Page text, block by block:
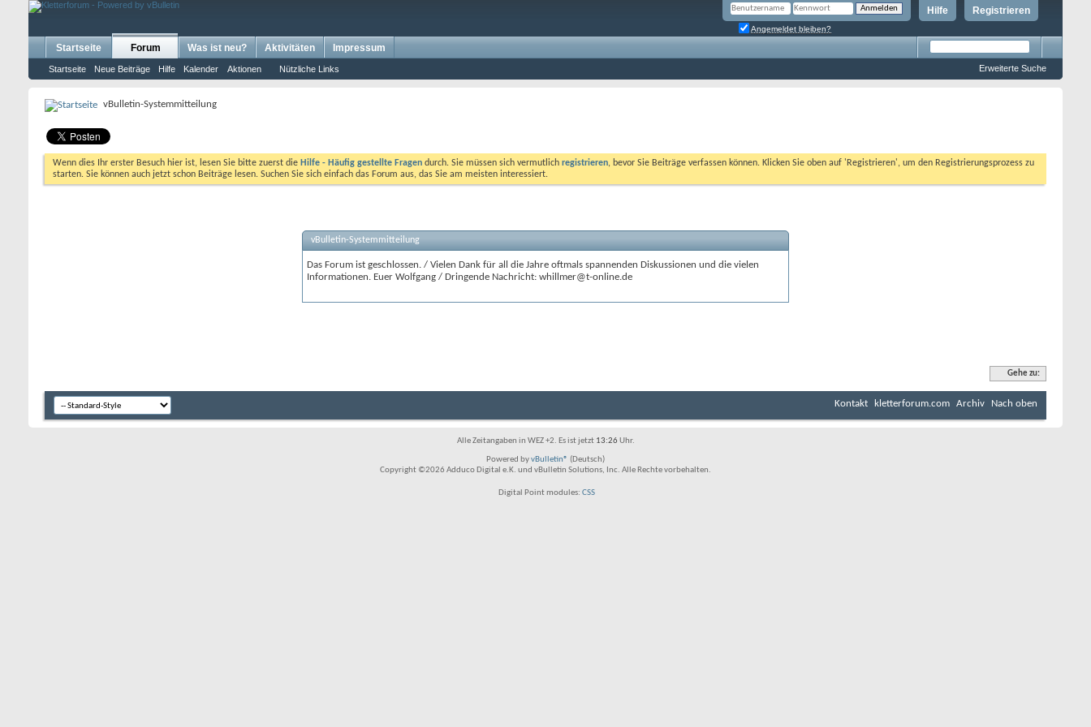
Registrieren
Hilfe
Angemeldet bleiben?
Startseite Forum
Startseite Neue Beiträge Hilfe Kalender Aktionen Nützliche Links
Was ist neu? Aktivitäten Impressum
Erweiterte Suche
vBulletin-Systemmitteilung
Wenn dies Ihr erster Besuch hier ist, lesen Sie bitte zuerst die Hilfe - Häufig gestellte Fragen durch. Sie müssen sich vermutlich registrieren, bevor Sie Beiträge verfassen können. Klicken Sie oben auf 'Registrieren', um den Registrierungsprozess zu
starten. Sie können auch jetzt schon Beiträge lesen. Suchen Sie sich einfach das Forum aus, das Sie am meisten interessiert.
vBulletin-Systemmitteilung
Das Forum ist geschlossen. / Vielen Dank für all die Jahre oftmals spannenden Diskussionen und die vielen
Informationen. Euer Wolfgang / Dringende Nachricht: whillmer@t-online.de
Gehe zu:
Kontakt kletterforum.com Archiv Nach oben
Alle Zeitangaben in WEZ +2. Es ist jetzt 13:26Uhr.
Powered byvBulletin® (Deutsch)
Copyright ©2026 Adduco Digital e.K. und vBulletin Solutions, Inc. Alle Rechte vorbehalten.
Digital Point modules: CSS